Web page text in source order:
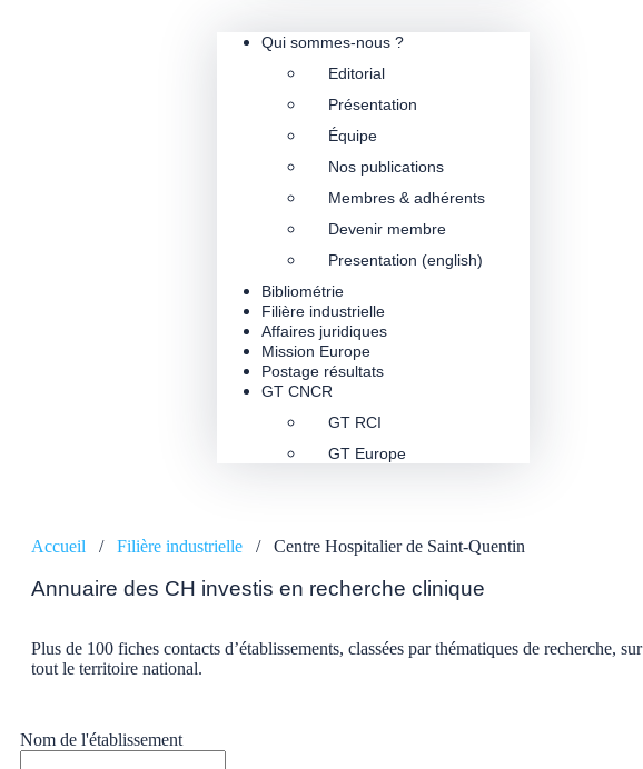
Qui sommes-nous ?
Editorial
Présentation
Équipe
Nos publications
Membres & adhérents
Devenir membre
Presentation (english)
Bibliométrie
Filière industrielle
Affaires juridiques
Mission Europe
Postage résultats
GT CNCR
GT RCI
GT Europe
Accueil / Filière industrielle / Centre Hospitalier de Saint-Quentin
Annuaire des CH investis en recherche clinique
Plus de 100 fiches contacts d’établissements, classées par thématiques de recherche, sur
tout le territoire national.
Nom de l'établissement